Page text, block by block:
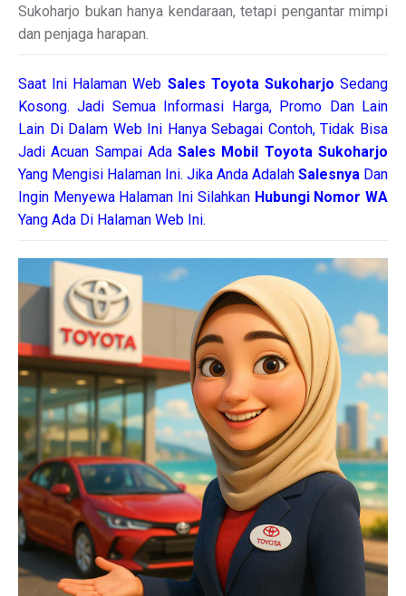
Sukoharjo bukan hanya kendaraan, tetapi pengantar mimpi
dan penjaga harapan.
Saat Ini Halaman Web Sales Toyota SukoharjoSedang
Kosong. Jadi Semua Informasi Harga, Promo Dan Lain
Lain Di Dalam Web Ini Hanya Sebagai Contoh, Tidak Bisa
Jadi Acuan Sampai AdaSales Mobil Toyota Sukoharjo
Yang Mengisi Halaman Ini. Jika Anda Adalah Salesnya Dan
Ingin Menyewa Halaman Ini Silahkan Hubungi Nomor WA
Yang Ada Di Halaman Web Ini.